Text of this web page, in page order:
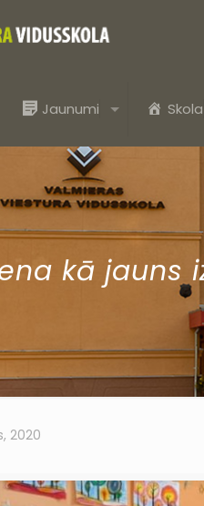
Jaunumi Skola
kā jauns
2020